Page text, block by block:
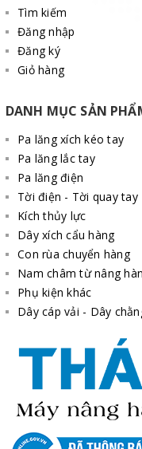
Tìm kiếm
Đăng nhập
Đăng ký
Giỏ hàng
DANH MỤC SẢN
Pa lăng xích kéo tay
Pa lăng lắc tay
Pa lăng điện
Tời điện - Tời quay tay
Kích thủy lực
Dây xích cẩu hàng
Con rùa chuyển hàng
Nam châm từ nâng
Phụ kiện khác
Dây cáp vải - Dây